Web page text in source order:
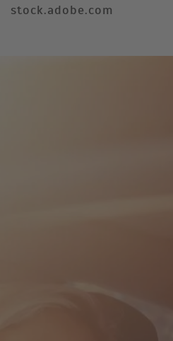
stock.adobe.com